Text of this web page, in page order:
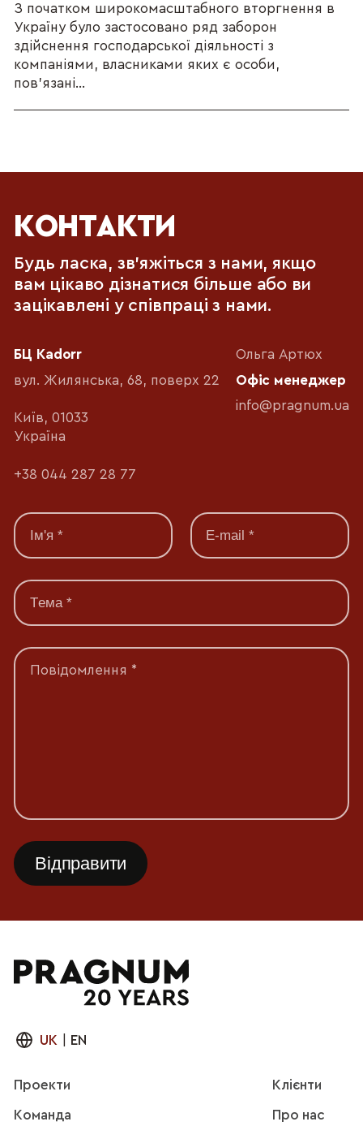
З початком широкомасштабного вторгнення в
Україну було застосовано ряд заборон
здійснення господарської діяльності з
компаніями, власниками яких є особи,
пов’язані...
КОНТАКТИ
Будь ласка, зв'яжіться з нами, якщо
вам цікаво дізнатися більше або ви
зацікавлені у співпраці з нами.
БЦ Kadorr
вул. Жилянська, 68, поверх 22
Київ, 01033
Україна
+38 044 287 28 77
Ольга Артюх
Офіс менеджер
info@pragnum.ua
Повідомлення *
UK EN
Проекти Клієнти
Команда Про нас